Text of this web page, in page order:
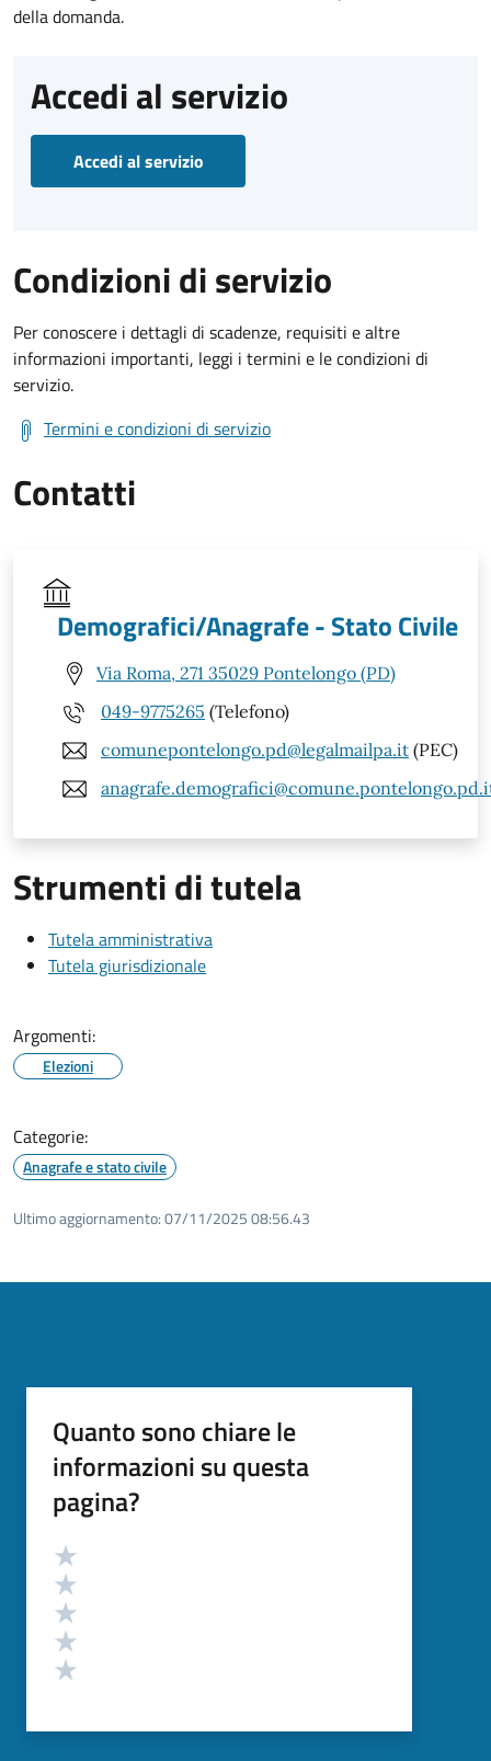
della domanda.
Accedi al servizio
Accedi al servizio
Condizioni di servizio
Per conoscere i dettagli di scadenze, requisiti e altre
informazioni importanti, leggi i termini e le condizioni di
servizio.
Termini e condizioni di servizio
Contatti
Demografici/Anagrafe - Stato Civile
Via Roma, 271 35029 Pontelongo (PD)
049-9775265 (Telefono)
comunepontelongo.pd@legalmailpa.it (PEC)
Strumenti di tutela
Tutela amministrativa
Tutela giurisdizionale
Argomenti:
Elezioni
Categorie:
Anagrafe e stato civile
Ultimo aggiornamento:07/11/2025 08:56.43
Quanto sono chiare le
informazioni su questa
pagina?
Valutazione